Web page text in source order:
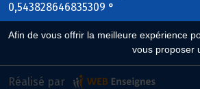
Afin de vous offrir la meilleure expérience
vous proposer
0,543828646835309 °
Réalisé par